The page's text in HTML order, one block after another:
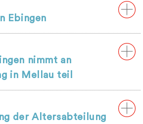
Ebingen
nimmt an
in Mellau teil
der Altersabteilung